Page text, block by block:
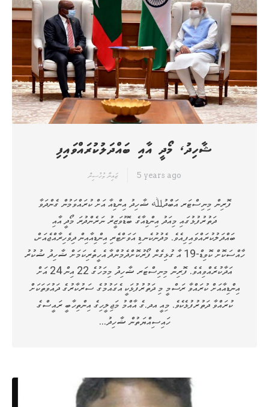
ޝާހިދު، މޯދީ އާއި ބައްދަލުކުރައްވައިފި
ޒައިނާ މުހުސިން 5 years ago
ފޮރިން މިނިސްޓަރ އަބްދުﷲ ޝާހިދު އިންޑިއާ އަށް ކުރައްވަމުން ގެންދަވާ
ދަތުރުފުޅުގައި މިއަދު އިންޑިއާގެ ބޮޑުވަޒީރު ނަރެންދުރަ މޯދީ އާއި
ބައްދަލުކުރައްވައިފިއެވެ. މެދުނުކެނޑި އަވަށްޓެރި އިންޑިއާއިން ދިވެހިރާއްޖެއަށް،
ހާއްސަކޮށް ކޮވިޑް-19 އާ ގުޅިގެން ފޯރުކޮށްދެމުންދާ އެހީތެރިކަމަށް ޝާހިދު ޝުކުރު
އަދާކުރެއްވިއެވެ. ފޮރިން މިނިސްޓަރ ޝާހިދު މިމަހުގެ 22 އިން 24 އަށް
އިންޑިއާއަށް ކުރައްވާ ރަސްމީ މި ދަތުރުފުޅަކީ އެގައުމުގެ ސަރުކާރުގެ ދައުވަތަކަށް
ކުރައްވާ ދަތުރުފުޅެކެވެ. މިއީ އދ.ގެ އާއްމު މަޖިލީހިގެ އިންތިހާބީ ރައީސްގެ
ހައިސިއްޔަތުން ޝާހިދު…